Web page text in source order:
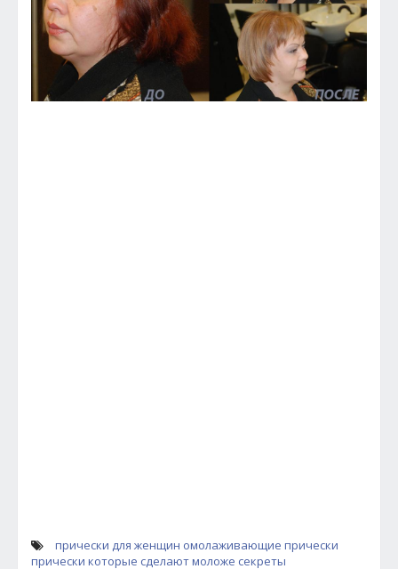
прически для женщин омолаживающие прически
прически которые сделают моложе секреты